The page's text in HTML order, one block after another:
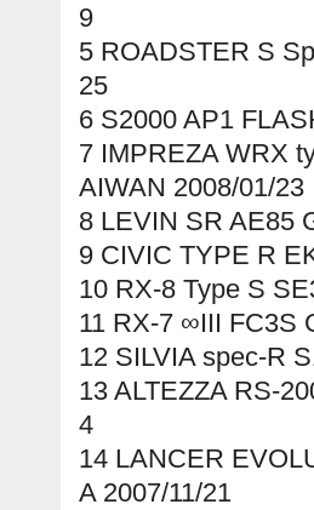
9
5 ROADSTER S
25
6 S2000 AP1
7 IMPREZA WRX
AIWAN 2008/01/23
8 LEVIN SR AE85
9 CIVIC TYPE R
10 RX-8 Type S
11 RX-7 ∞III FC3S
12 SILVIA spec-R
13 ALTEZZA RS-
4
14 LANCER
A 2007/11/21